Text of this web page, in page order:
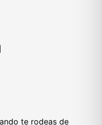
te rodeas de